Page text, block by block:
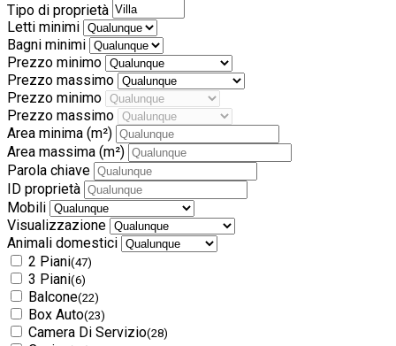
Tipo di proprietà
Letti minimi
Bagni minimi
Prezzo minimo
Prezzo massimo
Prezzo minimo
Prezzo massimo
Area minima (m²)
Area massima (m²)
Parola chiave
ID proprietà
Mobili
Visualizzazione
Animali domestici
2 Piani(47)
3 Piani(6)
Balcone(22)
Box Auto(23)
Camera Di Servizio(28)